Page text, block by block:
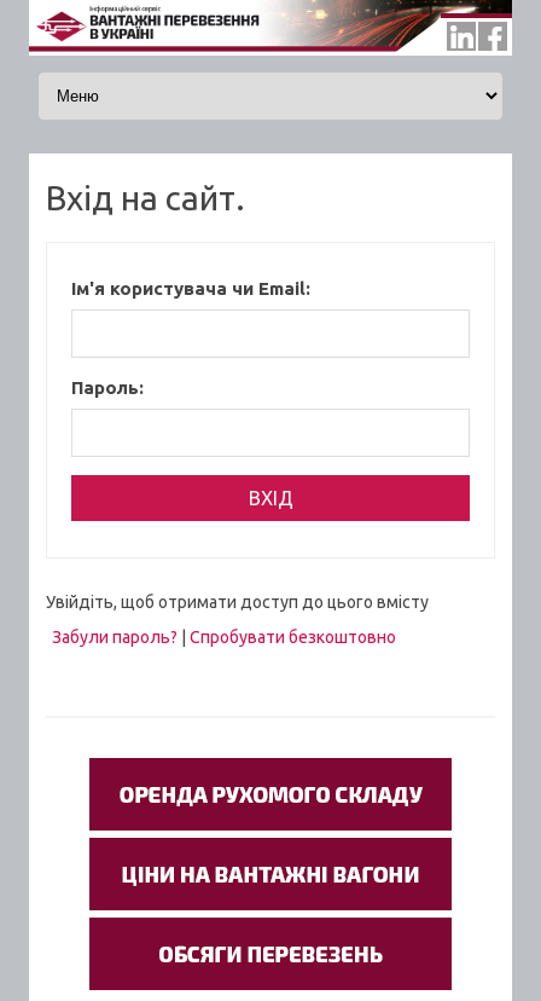
Skip to content
Вхід на сайт.
Ім'я користувача чи Email:
Пароль:
Увійдіть, щоб отримати доступ до цього вмісту
Забули пароль?
Спробувати безкоштовно